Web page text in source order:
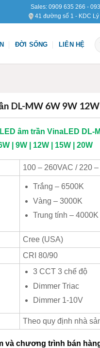
Sales: 0909 635 266 -
41 đường số 1 - KDC Lý
ĐỜI SỐNG LIÊN HỆ
DL-MW 6W 9W
âm trần VinaLED DL-
| 9W | 12W | 15W | 20W
100 – 260VAC / 220
Trắng – 6500K
Vàng – 3000K
Trung tính – 4000K
Cree (USA)
CRI 80/90
3 CCT 3 chế độ
Dimmer Triac
Dimmer 1-10V
Theo quy định nhà
và chương trình bán